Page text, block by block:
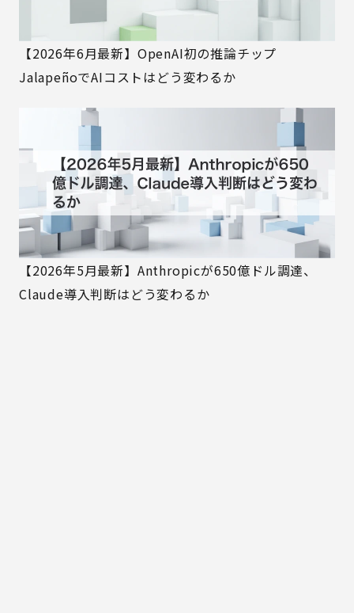
【2026年6月最新】OpenAI初の推論チップ
JalapeñoでAIコストはどう変わるか
【2026年5月最新】Anthropicが650億ドル調達、
Claude導入判断はどう変わるか